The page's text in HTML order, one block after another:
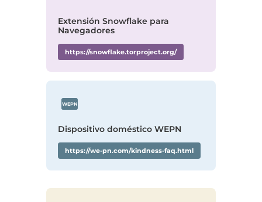
Extensión Snowflake para
Navegadores
https://snowflake.torproject.org/
WEPN
Dispositivo doméstico WEPN
https://we-pn.com/kindness-faq.html